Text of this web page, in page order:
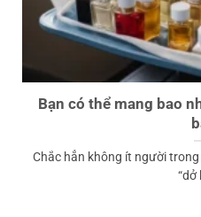
Bạn có thể mang bao
Chắc hẳn không ít người
“dở